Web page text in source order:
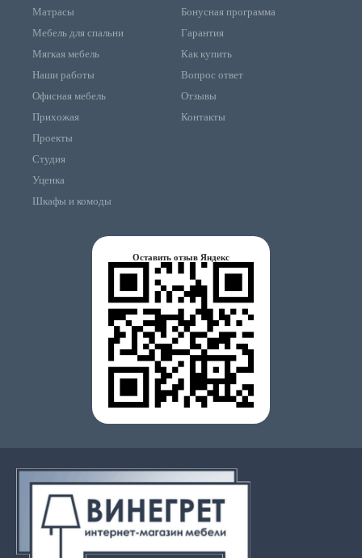
Матрасы
Мебель для спальни
Мягкая мебель
Наши работы
Офисная мебель
Прихожая
Проекты
Студия
Уценка
Шкафы и комоды
Бонусная программа
Гарантия
Как купить
Вопрос ответ
Отзывы
Контакты
Оставить отзыв Яндекс